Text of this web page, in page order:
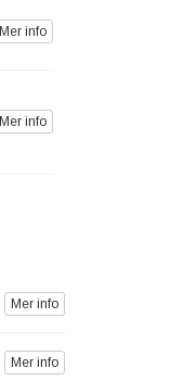
Mer info
Mer info
Mer info
Mer info